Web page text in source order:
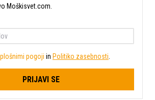
Moškisvet.com.
pogoji in Politiko zasebnosti
PRIJAVI SE